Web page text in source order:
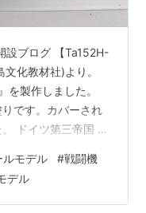
設ブログ 【Ta152H-
化教材社)より。
製作しました。
です。カバーされ
ドイツ第三帝国 フ
最高傑作です。H-
戦闘機には珍しく
ーカノンを、主翼
ルモデル #戦闘機
デル